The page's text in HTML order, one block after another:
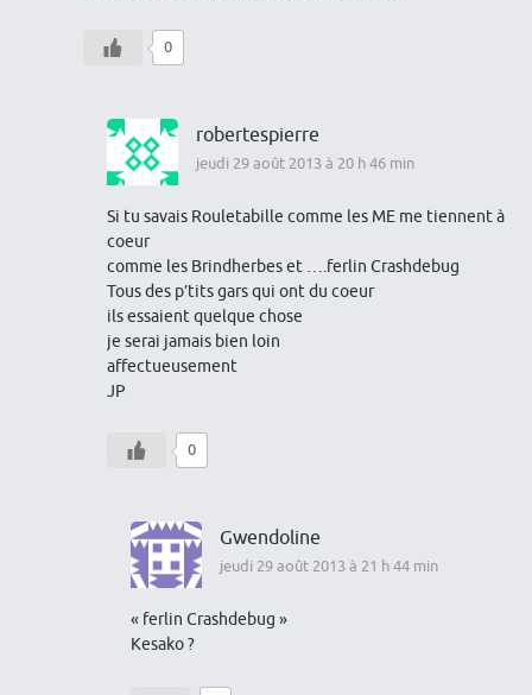
0
robertespierre
jeudi 29 août 2013 à 20 h 46 min
Si tu savais Rouletabille comme les ME me tiennent à
coeur
comme les Brindherbes et ….ferlin Crashdebug
Tous des p’tits gars qui ont du coeur
ils essaient quelque chose
je serai jamais bien loin
affectueusement
JP
0
Gwendoline
jeudi 29 août 2013 à 21 h 44 min
« ferlin Crashdebug »
Kesako ?